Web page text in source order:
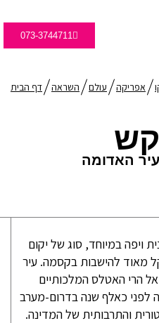
073-3744711
דף הבית השראה עולם אפריקה
האדומה
ויפה במיוחד, סוג של יקום
מאוד להישבות בקסמה. עיר
הרי האטלס המלכותיים
לפני כאלף שנה בדרום-מערב
והתרבותית של המדינה.